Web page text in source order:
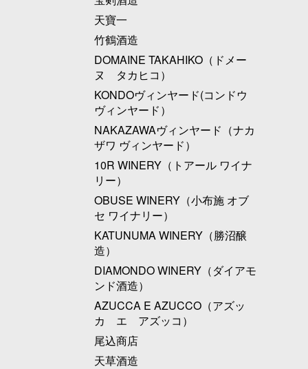
天寶一
竹鶴酒造
DOMAINE TAKAHIKO（ドメー
ヌ タカヒコ）
KONDOヴィンヤード(コンドウ
ヴィンヤード）
NAKAZAWAヴィンヤード（ナカ
ザワ ヴィンヤード）
10R WINERY（トアール ワイナ
リー）
OBUSE WINERY（小布施 オブ
セ ワイナリー）
KATUNUMA WINERY（勝沼醸
造）
DIAMONDO WINERY（ダイアモ
ンド酒造）
AZUCCA E AZUCCO（アズッ
カ エ アズッコ）
尾込商店
天草酒造